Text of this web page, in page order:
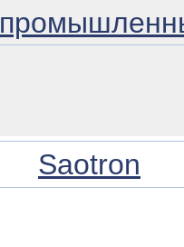
Saotron